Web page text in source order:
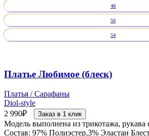
48
50
54
Платье Любимое (блеск)
Платья / Сарафаны
Diol-style
2 990₽ Заказ в 1 клик
Модель выполнена из трикотажа, рукава
Состав: 97% Полиэстер,3% Эластан